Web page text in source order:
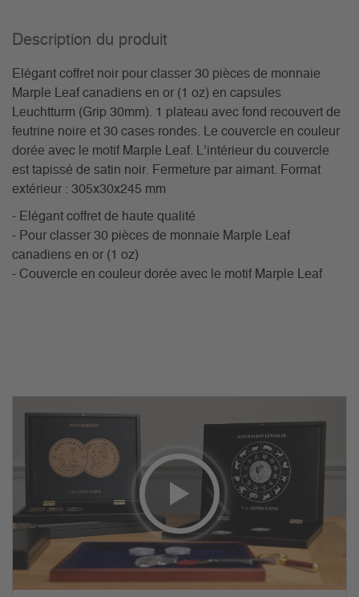
Description du­ produit
Elégant coffret noir pour classer 30 pièces de monnaie
Marple Leaf canadiens en or (1 oz) en capsules
Leuchtturm (Grip 30mm). 1 plateau avec fond recouvert de
feutrine noire et 30 cases rondes. Le couvercle en couleur
dorée avec le motif Marple Leaf. L’intérieur du couvercle
est tapissé de satin noir. Fermeture par aimant. Format
extérieur : 305x30x245 mm
- Elégant coffret de haute qualité
- Pour classer 30 pièces de monnaie Marple Leaf
canadiens en or (1 oz)
- Couvercle en couleur dorée avec le motif Marple Leaf